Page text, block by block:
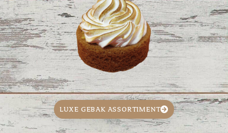
LUXE GEBAK ASSORTIMENT